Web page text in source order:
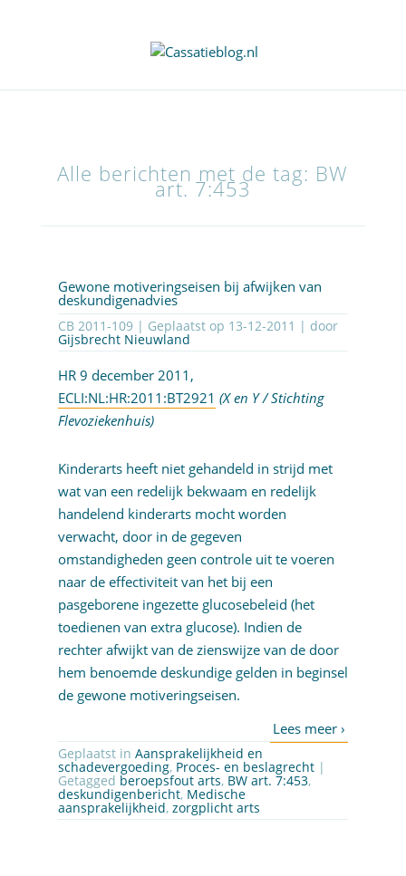
Alle berichten met de tag: BW
art. 7:453
Gewone motiveringseisen bij afwijken van
deskundigenadvies
CB 2011-109 | Geplaatst op 13-12-2011 | door
Gijsbrecht Nieuwland
HR 9 december 2011,
ECLI:NL:HR:2011:BT2921 (X en Y / Stichting
Flevoziekenhuis)
Kinderarts heeft niet gehandeld in strijd met
wat van een redelijk bekwaam en redelijk
handelend kinderarts mocht worden
verwacht, door in de gegeven
omstandigheden geen controle uit te voeren
naar de effectiviteit van het bij een
pasgeborene ingezette glucosebeleid (het
toedienen van extra glucose). Indien de
rechter afwijkt van de zienswijze van de door
hem benoemde deskundige gelden in beginsel
de gewone motiveringseisen.
Geplaatst in Aansprakelijkheid en
schadevergoeding, Proces- en beslagrecht|
Getagged beroepsfout arts, BW art. 7:453,
deskundigenbericht, Medische
aansprakelijkheid, zorgplicht arts